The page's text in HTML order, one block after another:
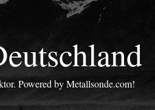
Powered by Metallsonde.com!